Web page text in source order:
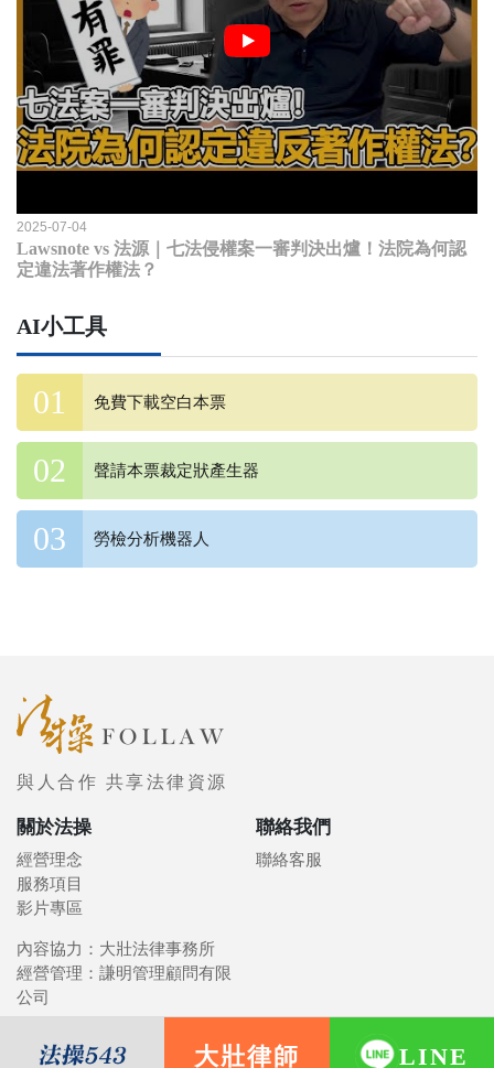
2025-07-04
Lawsnote vs 法源｜七法侵權案一審判決出爐！法院為何認
定違法著作權法？
AI小工具
免費下載空白本票
聲請本票裁定狀產生器
勞檢分析機器人
與人合作 共享法律資源
關於法操
經營理念
服務項目
影片專區
聯絡我們
聯絡客服
內容協力：大壯法律事務所
經營管理：謙明管理顧問有限
公司
大壯律師 LINE